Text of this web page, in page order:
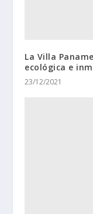
La Villa
ecológica e
23/12/2021